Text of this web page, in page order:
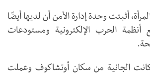
أثبتت وحدة إدارة الأمن أن لديها أيضًا
أنظمة الحرب الإلكترونية ومستودعات
الجانية من سكان أوتشاكوف وعملت